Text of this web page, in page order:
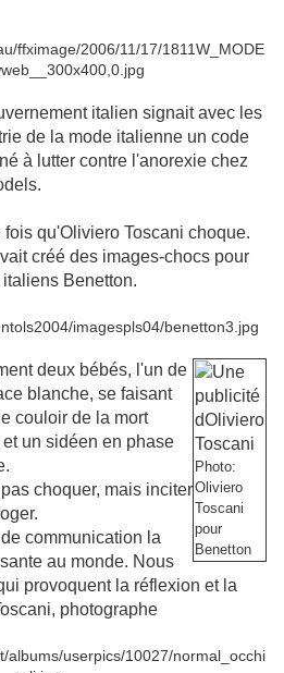
italien signait avec les
de la mode italienne un code
à lutter contre l'anorexie chez
qu'Oliviero Toscani choque.
créé des images-chocs pour
Benetton.
Photo:
Oliviero
Toscani
pour
Benetton
deux bébés, l'un de
blanche, se faisant
couloir de la mort
un sidéen en phase
choquer, mais inciter
communication la
au monde. Nous
provoquent la réflexion et la
photographe